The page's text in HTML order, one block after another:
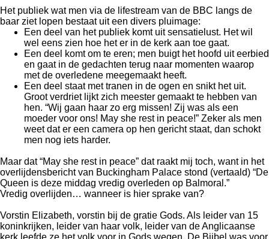
Het publiek wat men via de lifestream van de BBC langs de
baar ziet lopen bestaat uit een divers pluimage:
Een deel van het publiek komt uit sensatielust. Het wil
wel eens zien hoe het er in de kerk aan toe gaat.
Een deel komt om te eren; men buigt het hoofd uit eerbied
en gaat in de gedachten terug naar momenten waarop
met de overledene meegemaakt heeft.
Een deel staat met tranen in de ogen en snikt het uit.
Groot verdriet lijkt zich meester gemaakt te hebben van
hen. “Wij gaan haar zo erg missen! Zij was als een
moeder voor ons! May she rest in peace!” Zeker als men
weet dat er een camera op hen gericht staat, dan schokt
men nog iets harder.
Maar dat “May she rest in peace” dat raakt mij toch, want in het
overlijdensbericht van Buckingham Palace stond (vertaald) “De
Queen is deze middag vredig overleden op Balmoral.”
Vredig overlijden… wanneer is hier sprake van?
Vorstin Elizabeth, vorstin bij de gratie Gods. Als leider van 15
koninkrijken, leider van haar volk, leider van de Anglicaanse
kerk leefde ze het volk voor in Gods wegen. De Bijbel was voor